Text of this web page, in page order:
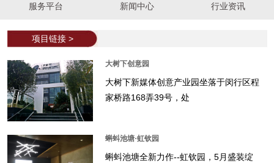
服务平台 新闻中心 行业资讯
项目链接 >
大树下创意园
大树下新媒体创意产业园坐落于闵行区程
家桥路168弄39号，处
蝌蚪池塘·虹钦园
蝌蚪池塘全新力作--虹钦园，5月盛装绽